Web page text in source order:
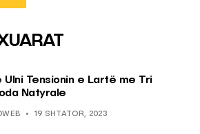
Ulni Tensionin e Lartë me Tri
Natyrale
19 SHTATOR, 2023